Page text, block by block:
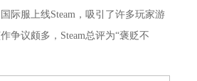
服上线Steam，吸引了许多玩家游
争议颇多，Steam总评为“褒贬不